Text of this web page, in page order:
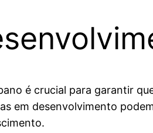
é crucial para garantir
em desenvolvimento